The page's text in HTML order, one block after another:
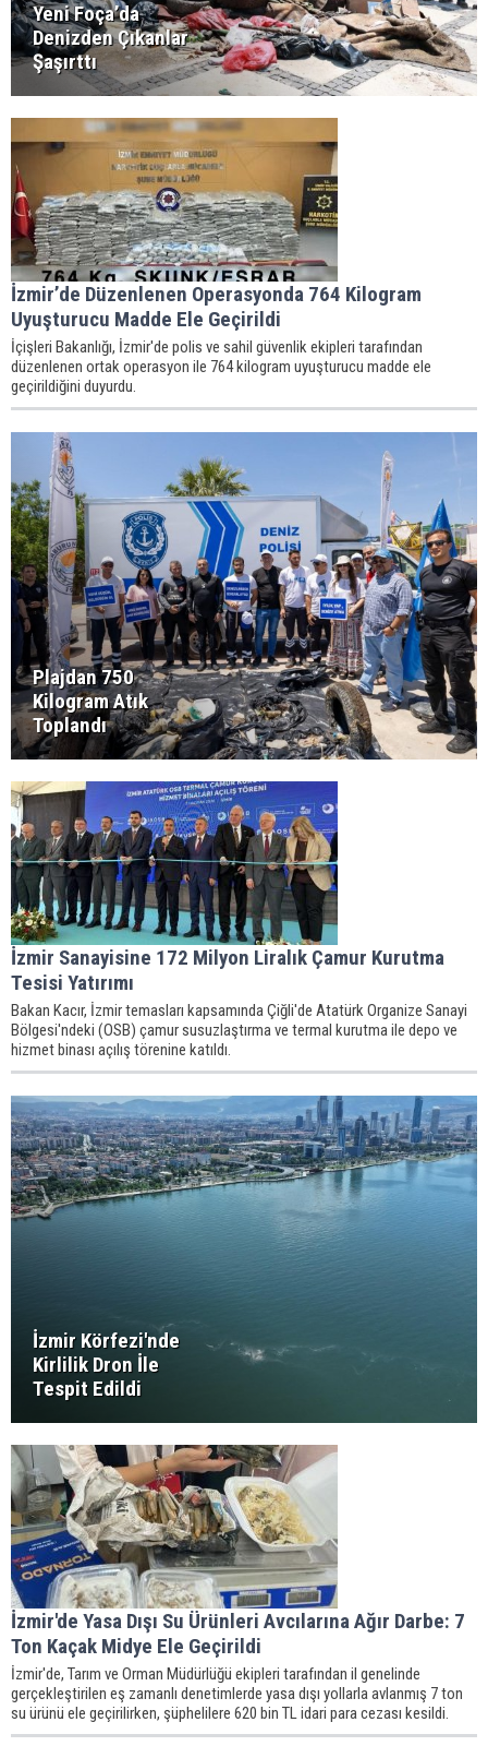
Yeni Foça’da
Denizden Çıkanlar
Şaşırttı
İzmir’de Düzenlenen Operasyonda 764 Kilogram
Uyuşturucu Madde Ele Geçirildi
İçişleri Bakanlığı, İzmir'de polis ve sahil güvenlik ekipleri tarafından
düzenlenen ortak operasyon ile 764 kilogram uyuşturucu madde ele
geçirildiğini duyurdu.
Plajdan 750
Kilogram Atık
Toplandı
İzmir Sanayisine 172 Milyon Liralık Çamur Kurutma
Tesisi Yatırımı
Bakan Kacır, İzmir temasları kapsamında Çiğli'de Atatürk Organize Sanayi
Bölgesi'ndeki (OSB) çamur susuzlaştırma ve termal kurutma ile depo ve
hizmet binası açılış törenine katıldı.
İzmir Körfezi'nde
Kirlilik Dron İle
Tespit Edildi
İzmir'de Yasa Dışı Su Ürünleri Avcılarına Ağır Darbe: 7
Ton Kaçak Midye Ele Geçirildi
İzmir'de, Tarım ve Orman Müdürlüğü ekipleri tarafından il genelinde
gerçekleştirilen eş zamanlı denetimlerde yasa dışı yollarla avlanmış 7 ton
su ürünü ele geçirilirken, şüphelilere 620 bin TL idari para cezası kesildi.